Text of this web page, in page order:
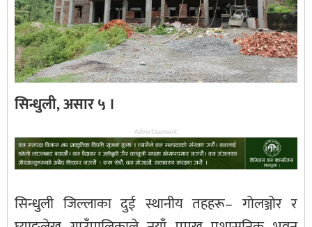
सिन्धुली, असार ५ ।
Advertisement
सिन्धुली जिल्लाका दुई स्थानीय तहहरू– गोलञ्जोर र